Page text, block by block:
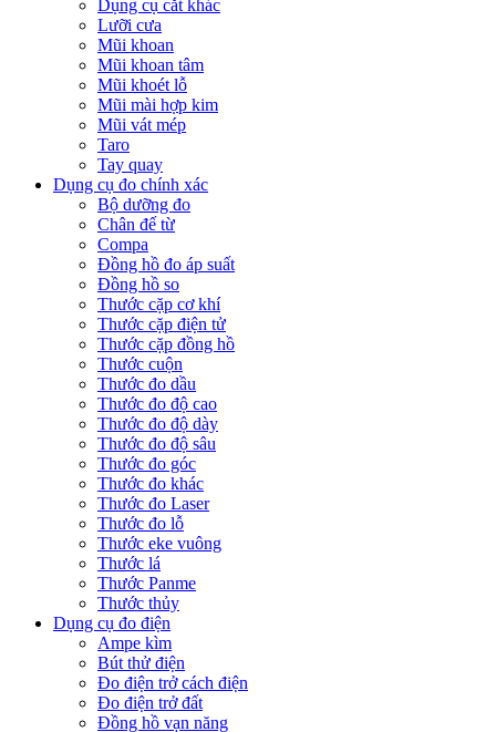
Dụng cụ cắt khác
Lưỡi cưa
Mũi khoan
Mũi khoan tâm
Mũi khoét lỗ
Mũi mài hợp kim
Mũi vát mép
Taro
Tay quay
Dụng cụ đo chính xác
Bộ dưỡng đo
Chân đế từ
Compa
Đồng hồ đo áp suất
Đồng hồ so
Thước cặp cơ khí
Thước cặp điện tử
Thước cặp đồng hồ
Thước cuộn
Thước đo dầu
Thước đo độ cao
Thước đo độ dày
Thước đo độ sâu
Thước đo góc
Thước đo khác
Thước đo Laser
Thước đo lỗ
Thước eke vuông
Thước lá
Thước Panme
Thước thủy
Dụng cụ đo điện
Ampe kìm
Bút thử điện
Đo điện trở cách điện
Đo điện trở đất
Đồng hồ vạn năng